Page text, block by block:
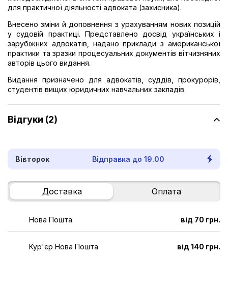
для практичної діяльності адвоката (захисника).
Внесено зміни й доповнення з урахуванням нових позицій
у судовій практиці. Представлено досвід українських і
зарубіжних адвокатів, надано приклади з американської
практики та зразки процесуальних документів вітчизняних
авторів цього видання.
Видання призначено для адвокатів, суддів, прокурорів,
студентів вищих юридичних навчальних закладів.
Відгуки (2)
Вівторок Відправка до 19.00
Доставка Оплата
Нова Пошта від 70 грн.
Кур'єр Нова Пошта від 140 грн.